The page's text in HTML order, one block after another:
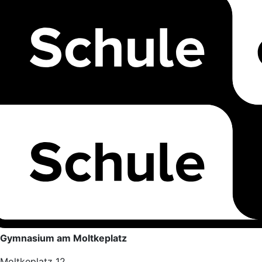
Gymnasium am Moltkeplatz